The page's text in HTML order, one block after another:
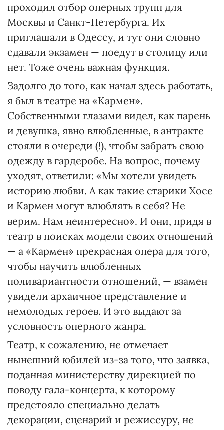
проходил отбор оперных трупп для
Москвы и Санкт-Петербурга. Их
приглашали в Одессу, и тут они словно
сдавали экзамен — поедут в столицу или
нет. Тоже очень важная функция.
Задолго до того, как начал здесь работать,
я был в театре на «Кармен».
Собственными глазами видел, как парень
и девушка, явно влюбленные, в антракте
стояли в очереди (!), чтобы забрать свою
одежду в гардеробе. На вопрос, почему
уходят, ответили: «Мы хотели увидеть
историю любви. А как такие старики Хосе
и Кармен могут влюблять в себя? Не
верим. Нам неинтересно». И они, придя в
театр в поисках модели своих отношений
— а «Кармен» прекрасная опера для того,
чтобы научить влюбленных
поливариантности отношений, — взамен
увидели архаичное представление и
немолодых героев. И это выдают за
условность оперного жанра.
Театр, к сожалению, не отмечает
нынешний юбилей из-за того, что заявка,
поданная министерству дирекцией по
поводу гала-концерта, к которому
предстояло специально делать
декорации, сценарий и режиссуру, не